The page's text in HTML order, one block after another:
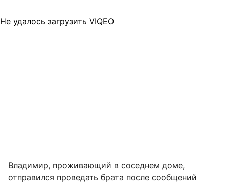
Не удалось загрузить VIQEO
Владимир, проживающий в соседнем доме,
отправился проведать брата после сообщений